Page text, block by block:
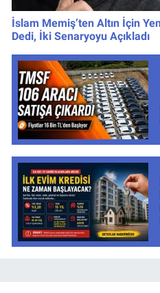
İslam Memiş’ten Altın İçin
Dedi, İki Senaryoyu Açıkladı